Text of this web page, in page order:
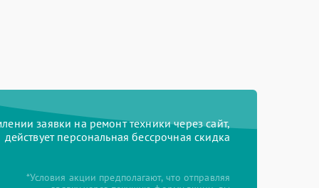
заявки на ремонт техники через сайт,
действует персональная бессрочная скидка
*Условия акции предполагают, что отправляя